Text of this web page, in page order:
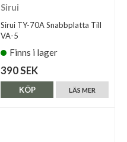
Sirui
Sirui TY-70A Snabbplatta Till
VA-5
Finns i lager
390 SEK
LÄS MER
KÖP